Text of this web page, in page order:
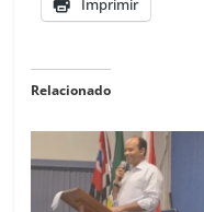
Imprimir
Relacionado